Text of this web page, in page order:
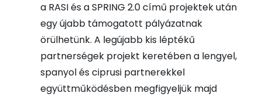
a RASI és a SPRING 2.0 című projektek után
egy újabb támogatott pályázatnak
örülhetünk. A legújabb kis léptékű
partnerségek projekt keretében a lengyel,
spanyol és ciprusi partnerekkel
együttműködésben megfigyeljük majd